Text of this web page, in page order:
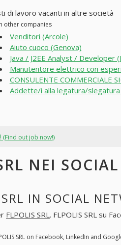
di lavoro vacanti in altre società
other companies
Venditori (Arcole)
Aiuto cuoco (Genova)
Java / J2EE Analyst / Developer
Manutentore elettrico con
CONSULENTE COMMERCIALE
Addette/i alla legatura/slegatura
(Find out job now!)
NEI SOCIAL
IN SOCIAL
FLPOLIS SRL . FLPOLIS SRL su
SRL on Facebook, LinkedIn and